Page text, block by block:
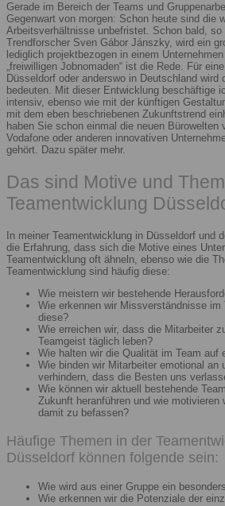
Gerade im Bereich der Teams und
Gegenwart von morgen: Schon heute sind die
Arbeitsverhältnisse unbefristet. Schon bald,
Trendforscher Sven Gábor Jánszky, wird ein
lediglich projektbezogen in einem
„freiwilligen Jobnomaden“ ist die Rede. Für
Düsseldorf oder anderswo in Deutschland wird
bedeuten. Mit dieser Entwicklung beschäftige
intensiv, ebenso wie mit der künftigen
mit dem eben beschriebenen Zukunftstrend
haben Sie schon einmal die neuen Bürowelten
Vodafone oder anderen innovativen
gehört. Dazu später mehr.
Das sind Motive und
Teamentwicklung
In meiner Teamentwicklung in Düsseldorf und
die Erfahrung, dass sich die Motive eines
Teamentwicklung oft ähneln, ebenso wie die
Teamentwicklung sind häufig diese:
Wie meistern wir bestehende
Wie erkennen wir Missverständnisse im
diese?
Wie erreichen wir, dass die Mitarbeiter
Teamgeist täglich leben?
Wie halten wir die Qualität im Team auf
Wie binden wir Mitarbeiter emotional an
verhindern, dass die Besten uns
Wie können wir aktuell bestehende
Zukunft heranführen und wie motivieren
damit zu befassen?
Häufige Themen in der
Düsseldorf können folgende sein:
Wie wird aus einer Gruppe ein
Wie erkennen wir die Potenziale der